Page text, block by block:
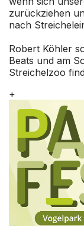
zurückziehen
nach
Robert Köhler
Beats und am
Streichelzoo
+